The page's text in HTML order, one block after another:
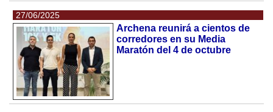
27/06/2025
Archena reunirá a cientos de
corredores en su Media
Maratón del 4 de octubre